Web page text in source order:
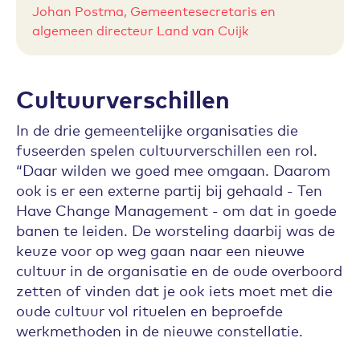
Johan Postma, Gemeentesecretaris en
algemeen directeur Land van Cuijk
Cultuurverschillen
In de drie gemeentelijke organisaties die
fuseerden spelen cultuurverschillen een rol.
“Daar wilden we goed mee omgaan. Daarom
ook is er een externe partij bij gehaald - Ten
Have Change Management - om dat in goede
banen te leiden. De worsteling daarbij was de
keuze voor op weg gaan naar een nieuwe
cultuur in de organisatie en de oude overboord
zetten of vinden dat je ook iets moet met die
oude cultuur vol rituelen en beproefde
werkmethoden in de nieuwe constellatie.